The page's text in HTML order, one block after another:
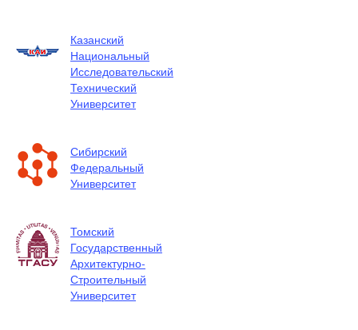
Казанский
Национальный
Исследовательский
Технический
Университет
Сибирский
Федеральный
Университет
Томский
Государственный
Архитектурно-
Строительный
Университет